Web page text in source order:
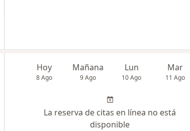
Hoy
8 Ago
Mañana
9 Ago
Lun
10 Ago
Mar
11 Ago
La reserva de citas en línea no está
disponible